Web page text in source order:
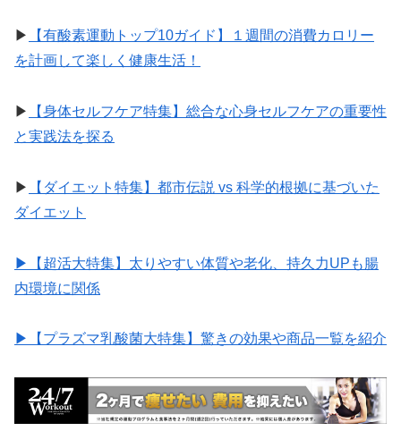
▶︎
【有酸素運動トップ10ガイド】１週間の消費カロリー
を計画して楽しく健康生活！
▶︎
【身体セルフケア特集】総合な心身セルフケアの重要性
と実践法を探る
▶︎
【ダイエット特集】都市伝説 vs 科学的根拠に基づいた
ダイエット
▶︎【超活大特集】太りやすい体質や老化、持久力UPも腸
内環境に関係
▶︎【プラズマ乳酸菌大特集】驚きの効果や商品一覧を紹介